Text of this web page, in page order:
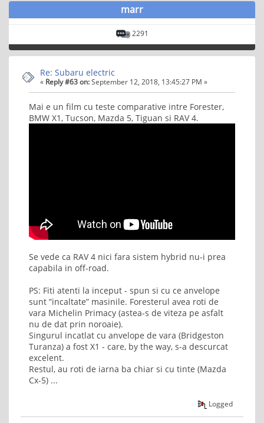
marr
2291
Re: Subaru electric
« Reply #63 on:September 12, 2018, 13:45:27 PM »
Mai e un film cu teste comparative intre Forester,
BMW X1, Tucson, Mazda 5, Tiguan si RAV 4.
Se vede ca RAV 4 nici fara sistem hybrid nu-i prea
capabila in off-road.
PS: Fiti atenti la inceput - spun si cu ce anvelope
sunt ”incaltate” masinile. Foresterul avea roti de
vara Michelin Primacy (astea-s de viteza pe asfalt
nu de dat prin noroaie).
Singurul incatlat cu anvelope de vara (Bridgeston
Turanza) a fost X1 - care, by the way, s-a descurcat
excelent.
Restul, au roti de iarna ba chiar si cu tinte (Mazda
Cx-5) ...
Logged